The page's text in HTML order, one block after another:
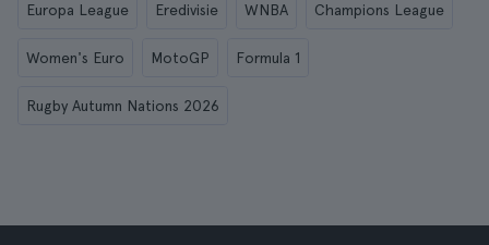
Europa League Eredivisie WNBA Champions League
Women's Euro MotoGP Formula 1
Rugby Autumn Nations 2026